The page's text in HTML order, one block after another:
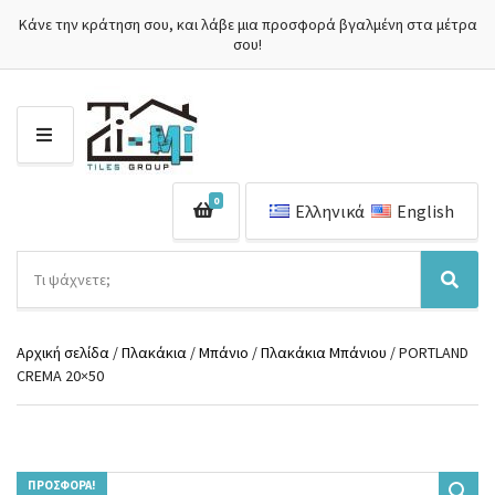
Κάνε την κράτηση σου, και λάβε μια προσφορά βγαλμένη στα μέτρα
σου!
Μ
Ε
ν
μ
α
κ
α
ή
τ
Α
ν
ζ
τ
0 Ελληνικά English
Αρχική σελίδα /Πλακάκια /Μπάνιο /Πλακάκια Μπάνιου / PORTLAND
CREMA 20×50
ΠΡΟΣΦΟΡΆ!